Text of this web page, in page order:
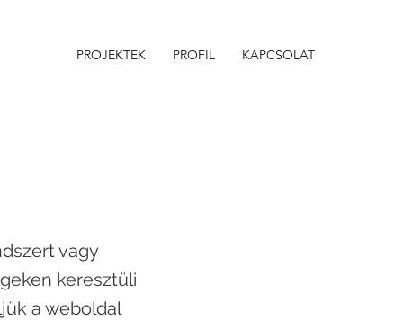
PROJEKTEK PROFIL KAPCSOLAT
vagy
keresztüli
a weboldal